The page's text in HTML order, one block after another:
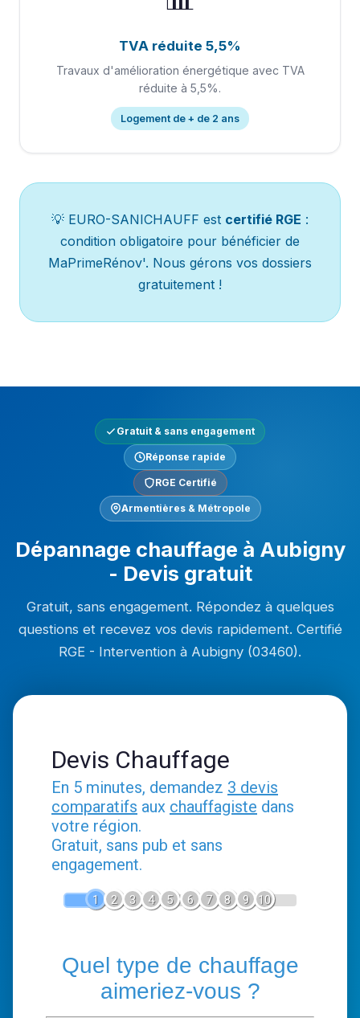
TVA réduite 5,5%
Travaux d'amélioration énergétique avec TVA
réduite à 5,5%.
Logement de + de 2 ans
💡 EURO-SANICHAUFF est certifié RGE :
condition obligatoire pour bénéficier de
MaPrimeRénov'. Nous gérons vos dossiers
gratuitement !
Gratuit & sans engagement
Réponse rapide
RGE Certifié
Armentières & Métropole
Dépannage chauffage à Aubigny
- Devis gratuit
Gratuit, sans engagement. Répondez à quelques
questions et recevez vos devis rapidement. Certifié
RGE - Intervention à Aubigny (03460).
Devis Chauffage
En 5 minutes, demandez 3 devis
comparatifs aux chauffagiste dans
votre région.
Gratuit, sans pub et sans
engagement.
1 2 3 4 5 6 7 8 9 10
Quel type de chauffage
aimeriez-vous ?